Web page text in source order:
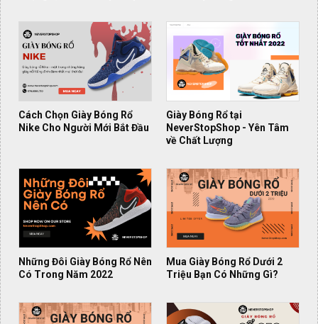
Cách Chọn Giày Bóng Rổ
Nike Cho Người Mới Bắt Đầu
Giày Bóng Rổ tại
NeverStopShop - Yên Tâm
về Chất Lượng
Những Đôi Giày Bóng Rổ Nên
Có Trong Năm 2022
Mua Giày Bóng Rổ Dưới 2
Triệu Bạn Có Những Gì?